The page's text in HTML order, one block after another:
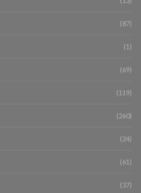
(87)
(1)
(69)
(119)
(260)
(24)
(61)
(37)